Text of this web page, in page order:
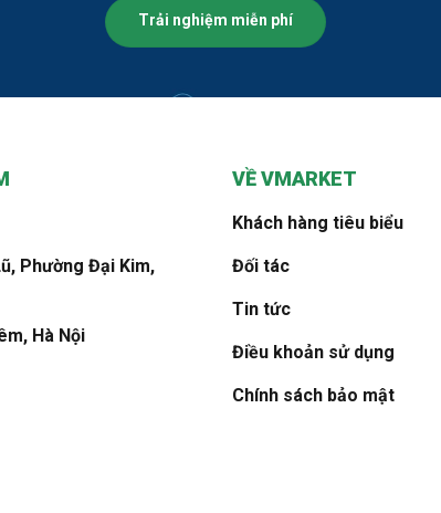
Trải nghiệm miễn phí
Phường Đại Kim,
Hà Nội
VỀ VMARKET
Khách hàng tiêu biểu
Đối tác
Tin tức
Điều khoản sử dụng
Chính sách bảo mật